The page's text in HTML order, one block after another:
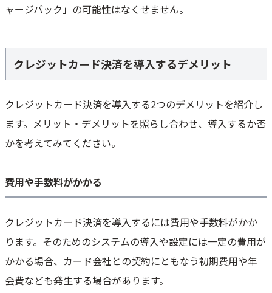
ャージバック」の可能性はなくせません。
クレジットカード決済を導入するデメリット
クレジットカード決済を導入する2つのデメリットを紹介し
ます。メリット・デメリットを照らし合わせ、導入するか否
かを考えてみてください。
費用や手数料がかかる
クレジットカード決済を導入するには費用や手数料がかか
ります。そのためのシステムの導入や設定には一定の費用が
かかる場合、カード会社との契約にともなう初期費用や年
会費なども発生する場合があります。